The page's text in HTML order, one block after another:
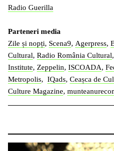
Radio Guerilla
Parteneri media
Zile și nopți, Scena9, Agerpress,
Cultural, Radio România Cultural,
Institute, Zeppelin, ISCOADA,
Metropolis, IQads, Ceașca de
Culture Magazine,